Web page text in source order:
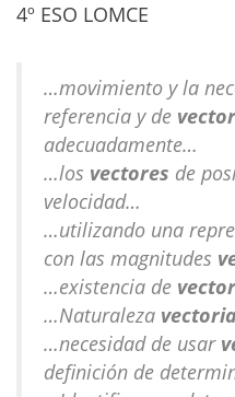
4º ESO LOMCE
…movimiento y la
referencia y de
adecuadamente…
…los vectores de
velocidad…
…utilizando una
con las magnitudes
…existencia de vector
…Naturaleza
…necesidad de usar
definición de